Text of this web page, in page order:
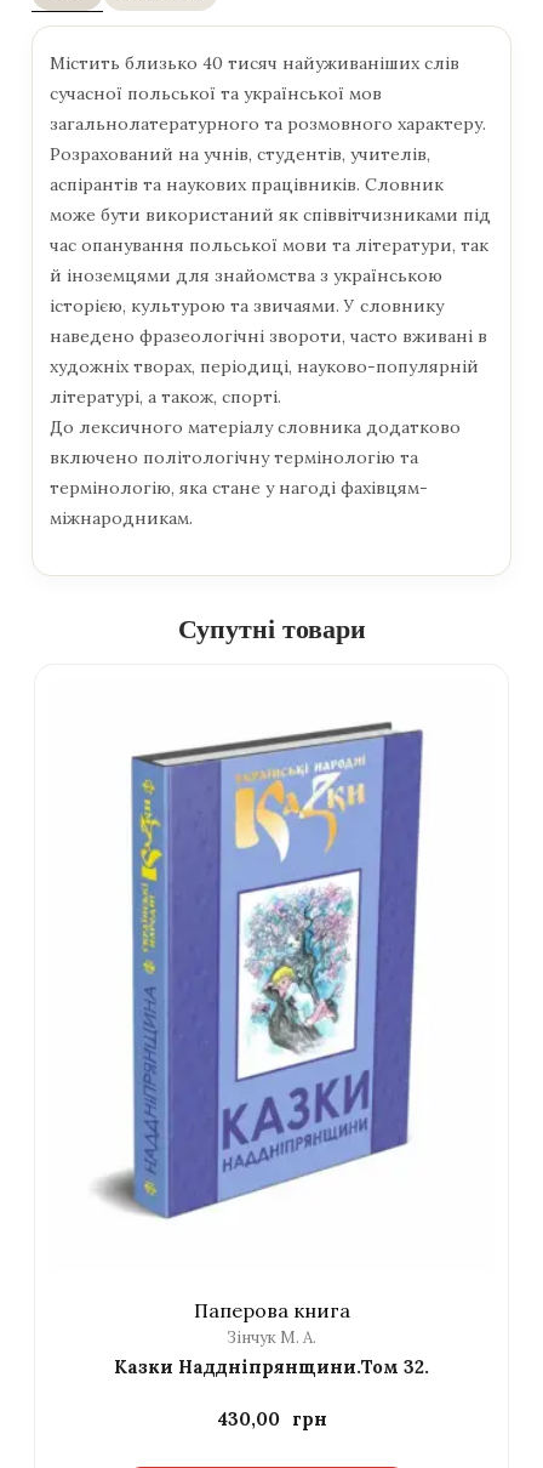
Містить близько 40 тисяч найуживаніших слів
сучасної польської та української мов
загальнолатературного та розмовного характеру.
Розрахований на учнів, студентів, учителів,
аспірантів та наукових працівників. Словник
може бути використаний як співвітчизниками під
час опанування польської мови та літератури, так
й іноземцями для знайомства з українською
історією, культурою та звичаями. У словнику
наведено фразеологічні звороти, часто вживані в
художніх творах, періодиці, науково-популярній
літературі, а також, спорті.
До лексичного матеріалу словника додатково
включено політологічну термінологію та
термінологію, яка стане у нагоді фахівцям-
міжнародникам.
Супутні товари
Паперова книга
Зінчук М. А.
Казки Наддніпрянщини.Том 32.
430,00